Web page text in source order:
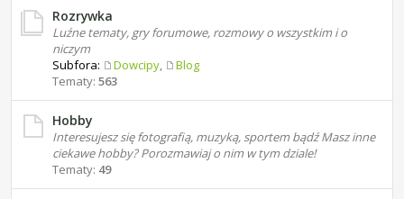
Rozrywka
Luźne tematy, gry forumowe, rozmowy o wszystkim i o
niczym
Subfora:
Dowcipy,
Blog
Tematy: 563
Hobby
Interesujesz się fotografią, muzyką, sportem bądź Masz inne
ciekawe hobby? Porozmawiaj o nim w tym dziale!
Tematy: 49